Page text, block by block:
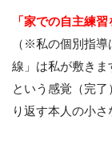
「家での自主練
（※私の個別指
線」は私が敷きま
という感覚（完
り返す本人の小さ